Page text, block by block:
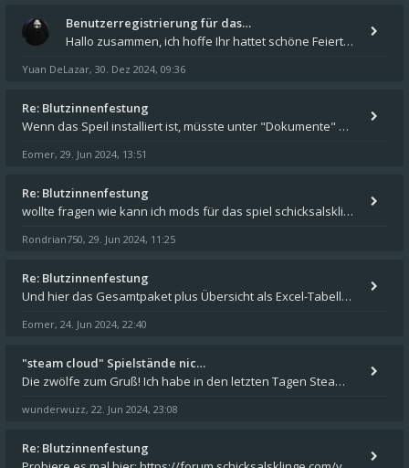
Benutzerregistrierung für das…
Hallo zusammen, ich hoffe Ihr hattet schöne Feiertage und kommt auch gut ins neue Jahr. Ich schreibe hier kurz zur Infor
Yuan DeLazar, 30. Dez 2024, 09:36
Re: Blutzinnenfestung
Wenn das Speil installiert ist, müsste unter "Dokumente" auf Deinem Rechner ein Verzeichnis "blade of destiny" sein. Dar
Eomer, 29. Jun 2024, 13:51
Re: Blutzinnenfestung
wollte fragen wie kann ich mods für das spiel schicksalsklinge in das spieleverzeichnis kopieren und in welches
Rondrian750, 29. Jun 2024, 11:25
Re: Blutzinnenfestung
Und hier das Gesamtpaket plus Übersicht als Excel-Tabelle: https://forum.schicksalsklinge.com/viewtopic.php?f=239&t=156
Eomer, 24. Jun 2024, 22:40
"steam cloud" Spielstände nic…
Die zwölfe zum Gruß! Ich habe in den letzten Tagen Steam auf meinem Desktop PC mit Windows 11 installiert und über Steam
wunderwuzz, 22. Jun 2024, 23:08
Re: Blutzinnenfestung